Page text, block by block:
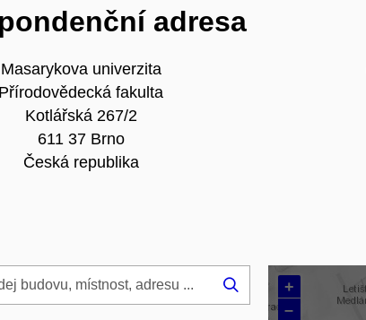
adresa
Masarykova univerzita
Přírodovědecká fakulta
Kotlářská 267/2
611 37 Brno
Česká republika
+
–
Hledej